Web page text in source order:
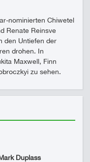
nominierten Chiwetel
Renate Reinsve
den Untiefen der
drohen. In
Maxwell, Finn
zu sehen.
Duplass